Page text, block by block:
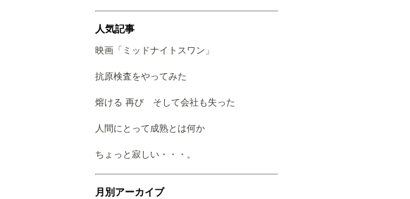
人気記事
映画「ミッドナイトスワン」
抗原検査をやってみた
熔ける 再び そして会社も失った
人間にとって成熟とは何か
ちょっと寂しい・・・。
月別アーカイブ